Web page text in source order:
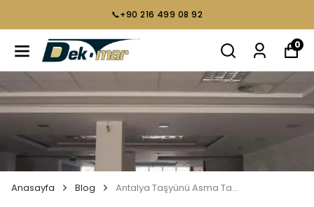
📞+90 216 499 08 92
0
Anasayfa Blog Antalya Taşyünü Asma Tavan Rehberi